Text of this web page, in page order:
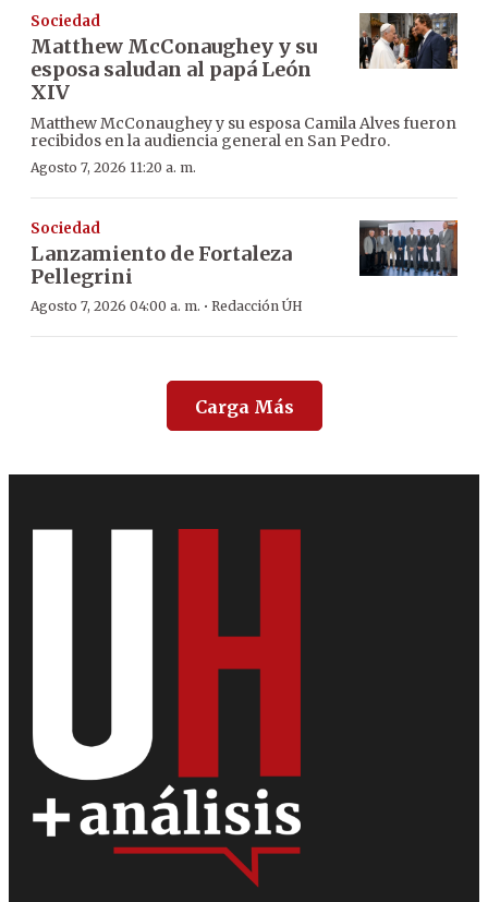
Sociedad
Matthew McConaughey y su
esposa saludan al papá León
XIV
Matthew McConaughey y su esposa Camila Alves fueron
recibidos en la audiencia general en San Pedro.
Agosto 7, 2026 11:20 a. m.
Sociedad
Lanzamiento de Fortaleza
Pellegrini
Agosto 7, 2026 04:00 a. m. · Redacción ÚH
Carga Más